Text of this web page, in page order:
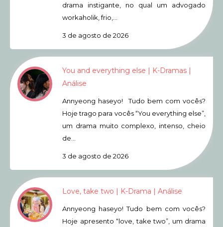
drama instigante, no qual um advogado
workaholik, frio,…
3 de agosto de 2026
You and everything else | K-Dramas |
Análise
Annyeong haseyo! Tudo bem com vocês?
Hoje trago para vocês “You everything else”,
um drama muito complexo, intenso, cheio
de…
3 de agosto de 2026
Love, take two | K-Drama | Análise
Annyeong haseyo! Tudo bem com vocês?
Hoje apresento “love, take two”, um drama